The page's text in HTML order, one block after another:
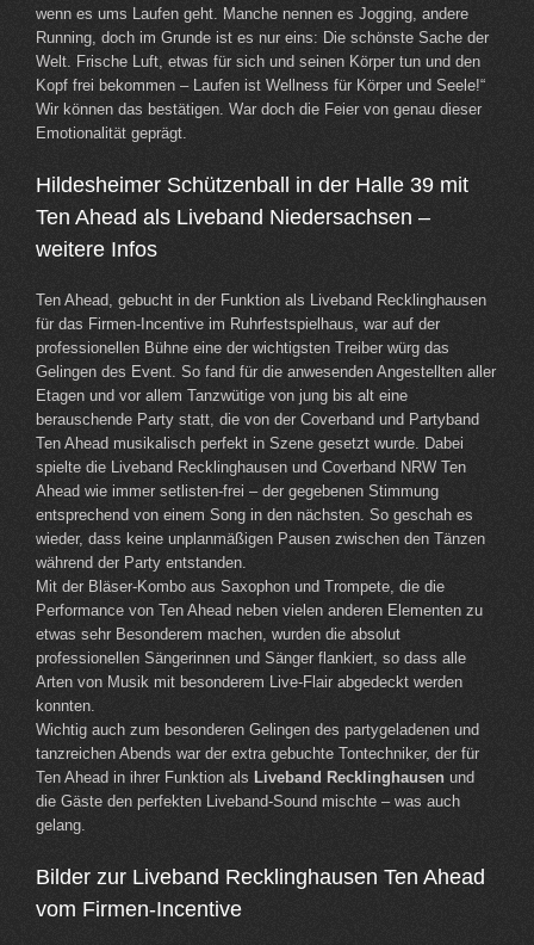
wenn es ums Laufen geht. Manche nennen es Jogging, andere
Running, doch im Grunde ist es nur eins: Die schönste Sache der
Welt. Frische Luft, etwas für sich und seinen Körper tun und den
Kopf frei bekommen – Laufen ist Wellness für Körper und Seele!“
Wir können das bestätigen. War doch die Feier von genau dieser
Emotionalität geprägt.
Hildesheimer Schützenball in der Halle 39 mit
Ten Ahead als Liveband Niedersachsen –
weitere Infos
Ten Ahead, gebucht in der Funktion als Liveband Recklinghausen
für das Firmen-Incentive im Ruhrfestspielhaus, war auf der
professionellen Bühne eine der wichtigsten Treiber würg das
Gelingen des Event. So fand für die anwesenden Angestellten aller
Etagen und vor allem Tanzwütige von jung bis alt eine
berauschende Party statt, die von der Coverband und Partyband
Ten Ahead musikalisch perfekt in Szene gesetzt wurde. Dabei
spielte die Liveband Recklinghausen und Coverband NRW Ten
Ahead wie immer setlisten-frei – der gegebenen Stimmung
entsprechend von einem Song in den nächsten. So geschah es
wieder, dass keine unplanmäßigen Pausen zwischen den Tänzen
während der Party entstanden.
Mit der Bläser-Kombo aus Saxophon und Trompete, die die
Performance von Ten Ahead neben vielen anderen Elementen zu
etwas sehr Besonderem machen, wurden die absolut
professionellen Sängerinnen und Sänger flankiert, so dass alle
Arten von Musik mit besonderem Live-Flair abgedeckt werden
konnten.
Wichtig auch zum besonderen Gelingen des partygeladenen und
tanzreichen Abends war der extra gebuchte Tontechniker, der für
Ten Ahead in ihrer Funktion als Liveband Recklinghausenund
die Gäste den perfekten Liveband-Sound mischte – was auch
gelang.
Bilder zur Liveband Recklinghausen Ten Ahead
vom Firmen-Incentive